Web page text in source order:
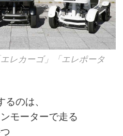
レカーゴ」「エレポータ
のは、
モーターで走る